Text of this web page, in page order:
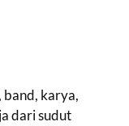
band, karya,
dari sudut